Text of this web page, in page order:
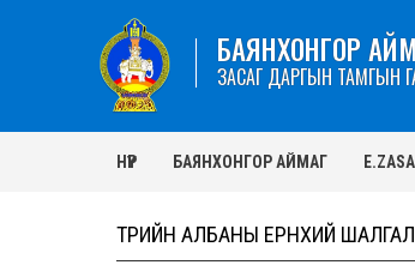
БАЯНХОНГОР
ЗАСАГ ДАРГЫН ТАМГЫН
НҮҮР БАЯНХОНГОР АЙМАГ
ТӨРИЙН АЛБАНЫ ЕРӨНХИЙ